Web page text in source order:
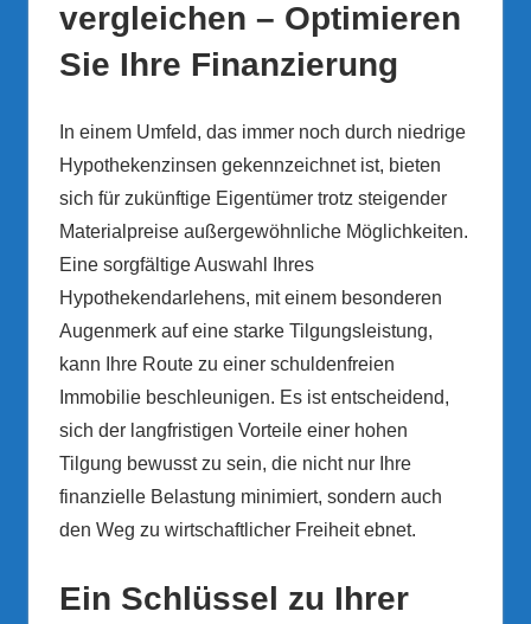
vergleichen – Optimieren
Sie Ihre Finanzierung
In einem Umfeld, das immer noch durch niedrige
Hypothekenzinsen gekennzeichnet ist, bieten
sich für zukünftige Eigentümer trotz steigender
Materialpreise außergewöhnliche Möglichkeiten.
Eine sorgfältige Auswahl Ihres
Hypothekendarlehens, mit einem besonderen
Augenmerk auf eine starke Tilgungsleistung,
kann Ihre Route zu einer schuldenfreien
Immobilie beschleunigen. Es ist entscheidend,
sich der langfristigen Vorteile einer hohen
Tilgung bewusst zu sein, die nicht nur Ihre
finanzielle Belastung minimiert, sondern auch
den Weg zu wirtschaftlicher Freiheit ebnet.
Ein Schlüssel zu Ihrer